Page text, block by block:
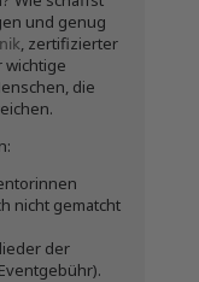
und genug
, zertifizierter
wichtige
die
nicht gematcht
der